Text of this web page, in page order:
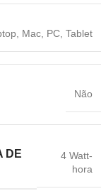
, Mac, ‎PC, Tablet
‎Não
DE
‎4 Watt-
hora